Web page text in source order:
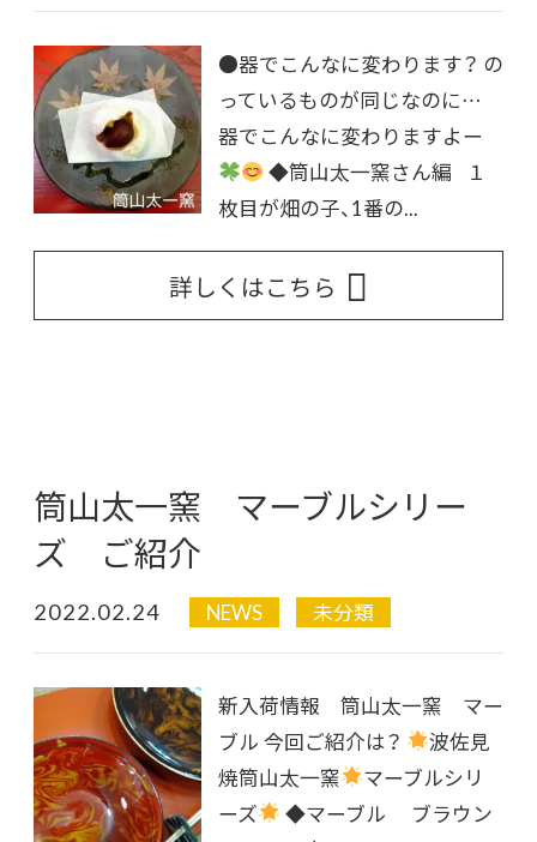
●器でこんなに変わります？ の
っているものが同じなのに…
器でこんなに変わりますよー
◆筒山太一窯さん編 １
枚目が畑の子、1番の...
詳しくはこちら
筒山太一窯 マーブルシリー
ズ ご紹介
2022.02.24 NEWS 未分類
新入荷情報 筒山太一窯 マー
ブル 今回ご紹介は？
波佐見
焼筒山太一窯
マーブルシリ
ーズ
◆マーブル ブラウン